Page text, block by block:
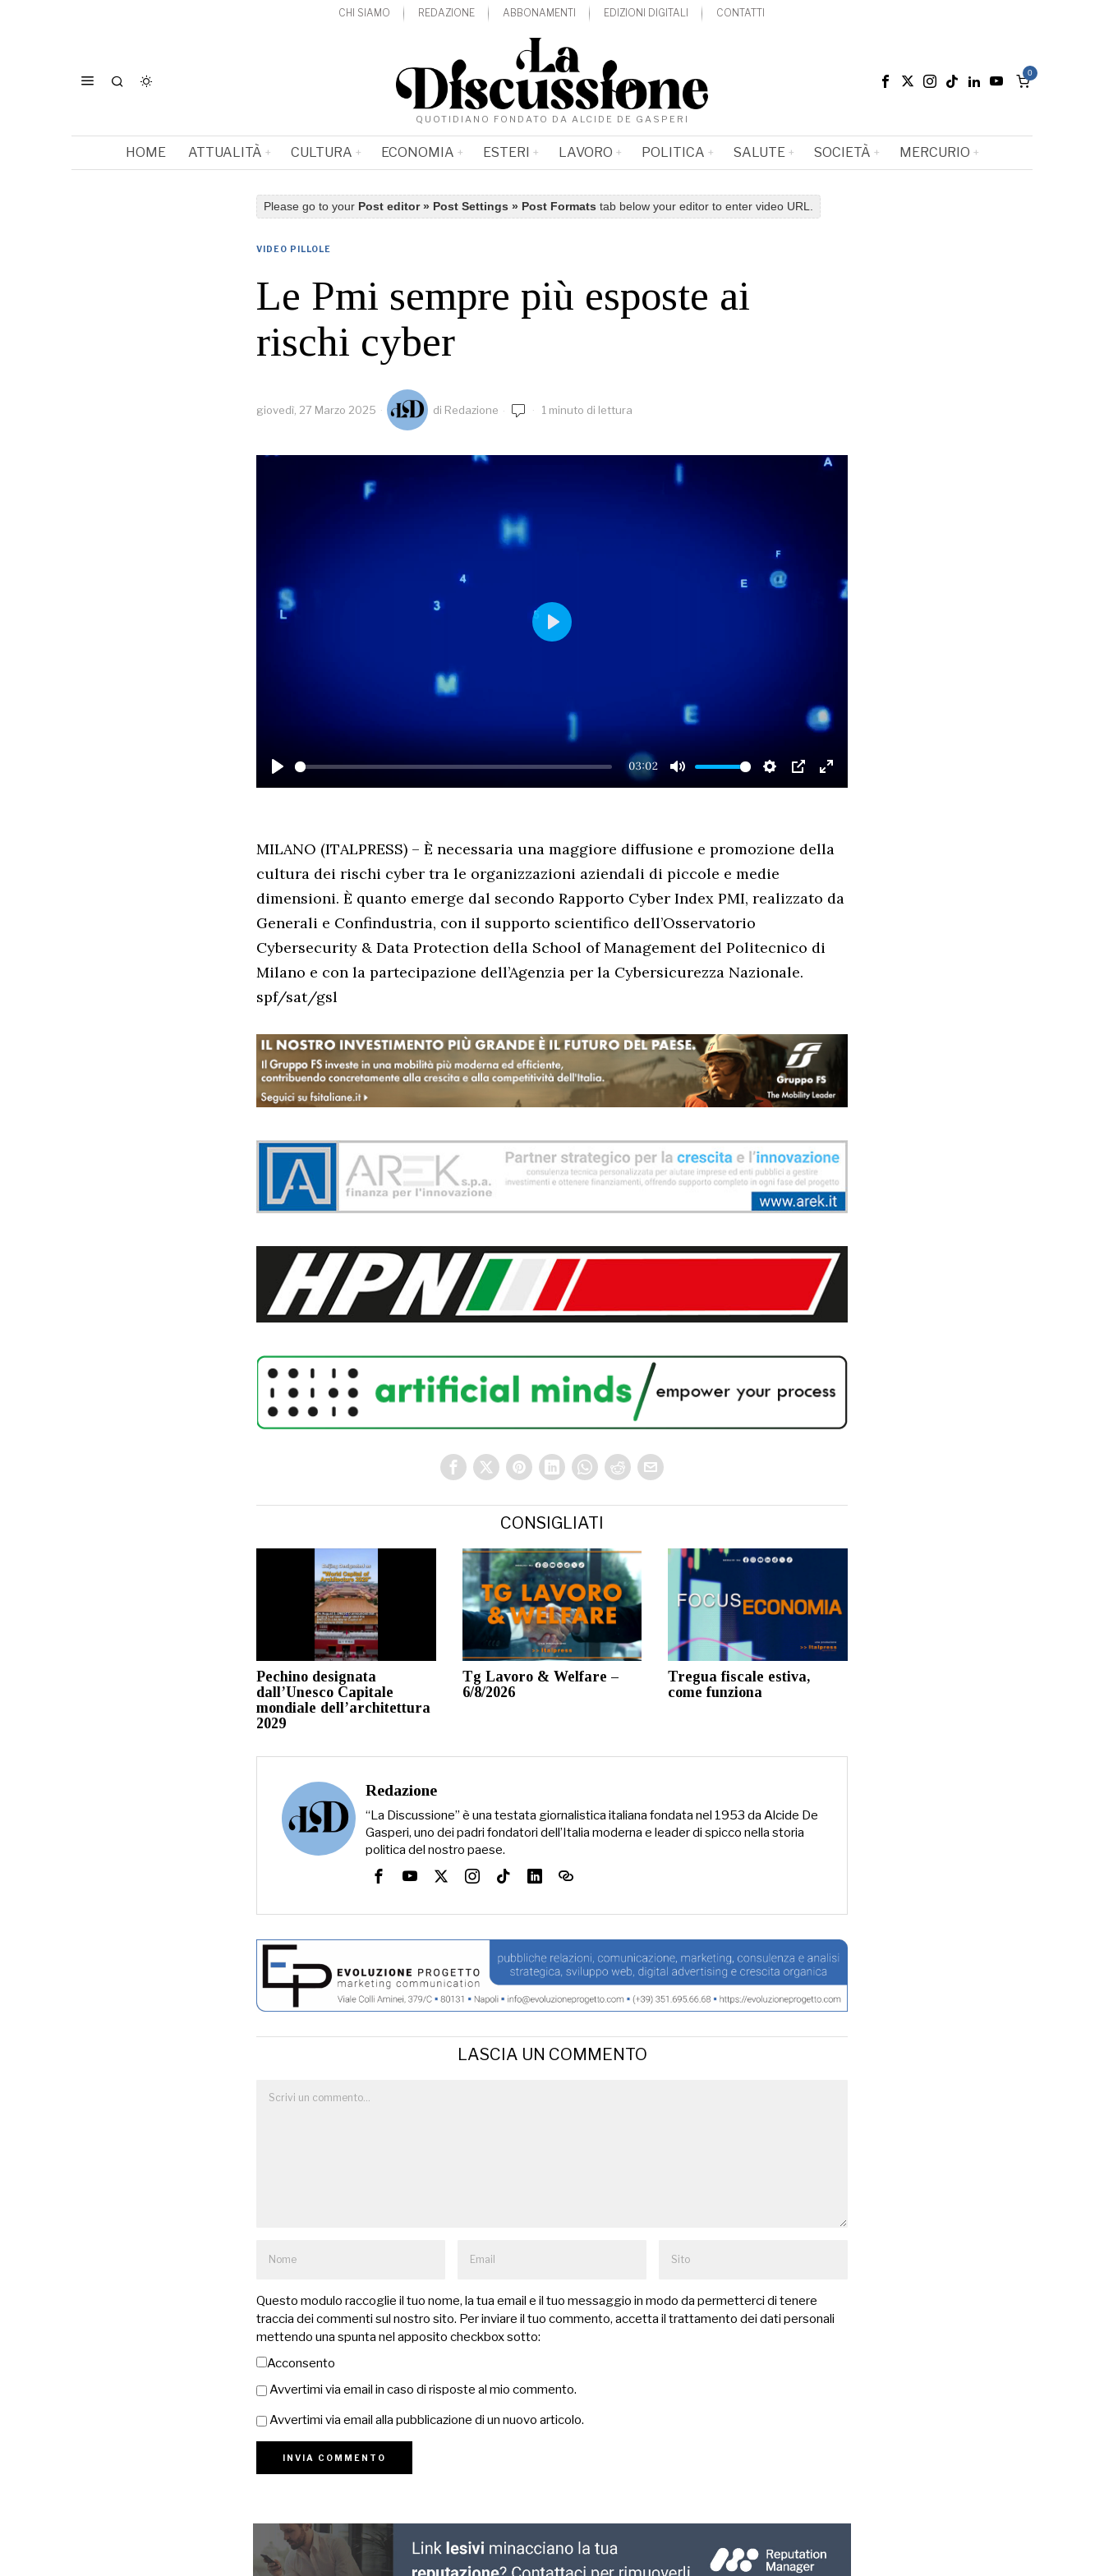
CHI SIAMO REDAZIONE ABBONAMENTI EDIZIONI DIGITALI CONTATTI
QUOTIDIANO FONDATO DA ALCIDE DE GASPERI
0
HOME ATTUALITÀ CULTURA ECONOMIA ESTERI LAVORO POLITICA SALUTE SOCIETÀ MERCURIO
Please go to your Post editor » Post Settings » Post Formats tab below your editor to enter video URL.
VIDEO PILLOLE
Le Pmi sempre più esposte ai
rischi cyber
giovedì, 27 Marzo 2025 di Redazione 1 minuto di lettura
PLAY
03:02
MUTE SETTINGS
PIPENTER
PLAY
MILANO (ITALPRESS) – È necessaria una maggiore diffusione e promozione della
cultura dei rischi cyber tra le organizzazioni aziendali di piccole e medie
dimensioni. È quanto emerge dal secondo Rapporto Cyber Index PMI, realizzato da
Generali e Confindustria, con il supporto scientifico dell’Osservatorio
Cybersecurity & Data Protection della School of Management del Politecnico di
Milano e con la partecipazione dell’Agenzia per la Cybersicurezza Nazionale.
spf/sat/gsl
CONSIGLIATI
Pechino designata
dall’Unesco Capitale
mondiale dell’architettura
2029
Tg Lavoro & Welfare –
6/8/2026
Tregua fiscale estiva,
come funziona
Redazione
“La Discussione” è una testata giornalistica italiana fondata nel 1953 da Alcide De
Gasperi, uno dei padri fondatori dell’Italia moderna e leader di spicco nella storia
politica del nostro paese.
LASCIA UN COMMENTO
Questo modulo raccoglie il tuo nome, la tua email e il tuo messaggio in modo da permetterci di tenere
traccia dei commenti sul nostro sito. Per inviare il tuo commento, accetta il trattamento dei dati personali
mettendo una spunta nel apposito checkbox sotto:
Acconsento
Avvertimi via email in caso di risposte al mio commento.
Avvertimi via email alla pubblicazione di un nuovo articolo.